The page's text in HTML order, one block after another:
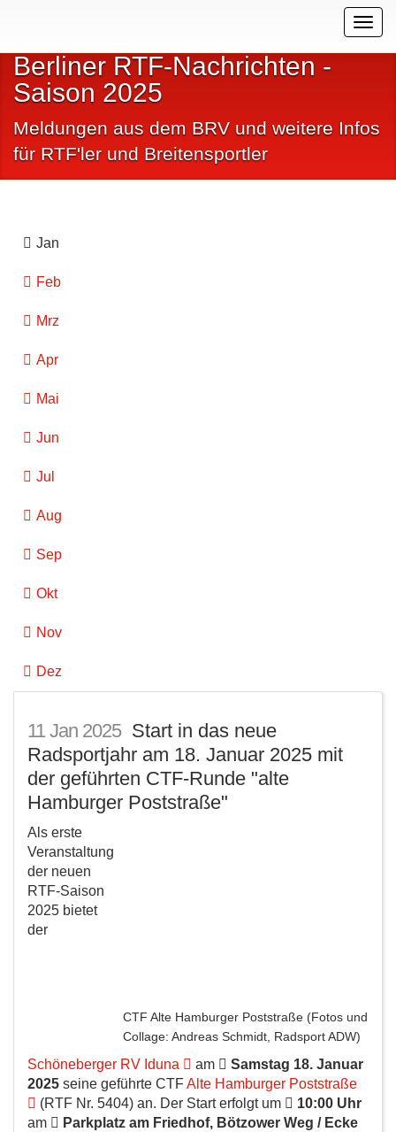
Berliner RTF-Nachrichten -
Saison 2025
Meldungen aus dem BRV und weitere Infos
für RTF'ler und Breitensportler
Jan
Feb
Mrz
Apr
Mai
Jun
Jul
Aug
Sep
Okt
Nov
Dez
11 Jan 2025 Start in das neue
Radsportjahr am 18. Januar 2025 mit
der geführten CTF-Runde "alte
Hamburger Poststraße"
CTF Alte Hamburger Poststraße (Fotos und
Collage: Andreas Schmidt, Radsport ADW)
Als erste
Veranstaltung
der neuen
RTF-Saison
2025 bietet
der
Schöneberger RV Iduna am
Samstag 18. Januar
2025 seine geführte CTFAlte Hamburger Poststraße
(RTF Nr. 5404) an. Der Start erfolgt um
10:00 Uhr
am
Parkplatz am Friedhof, Bötzower Weg / Ecke